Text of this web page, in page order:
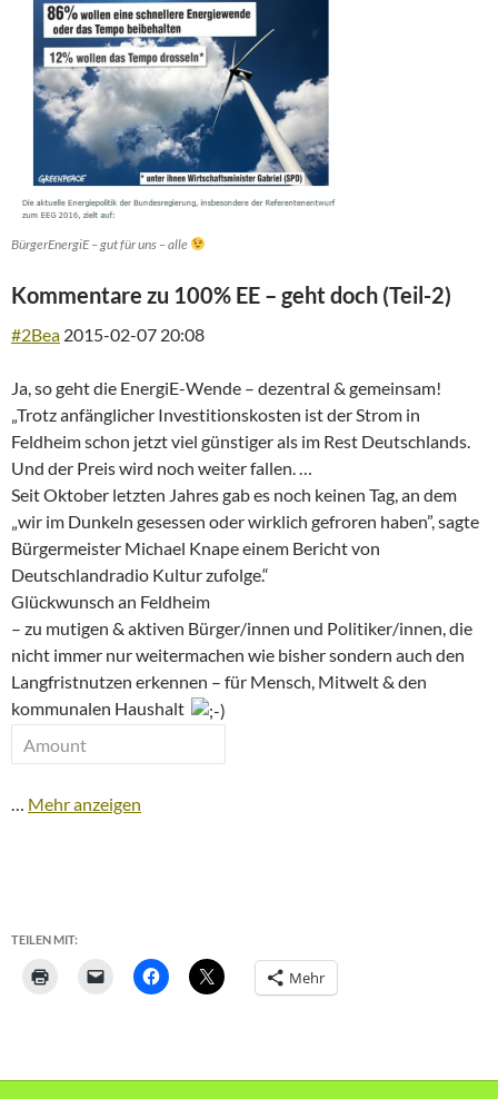
BürgerEnergiE – gut für uns – alle
Kommentare zu 100% EE – geht doch (Teil-2)
#2Bea 2015-02-07 20:08
Ja, so geht die EnergiE-Wende – dezentral & gemeinsam!
„Trotz anfänglicher Investitionskosten ist der Strom in
Feldheim schon jetzt viel günstiger als im Rest Deutschlands.
Und der Preis wird noch weiter fallen. …
Seit Oktober letzten Jahres gab es noch keinen Tag, an dem
„wir im Dunkeln gesessen oder wirklich gefroren haben”, sagte
Bürgermeister Michael Knape einem Bericht von
Deutschlandradio Kultur zufolge.“
Glückwunsch an Feldheim
– zu mutigen & aktiven Bürger/innen und Politiker/innen, die
nicht immer nur weitermachen wie bisher sondern auch den
Langfristnutzen erkennen – für Mensch, Mitwelt & den
kommunalen Haushalt
… Mehr anzeigen
TEILEN MIT:
Mehr